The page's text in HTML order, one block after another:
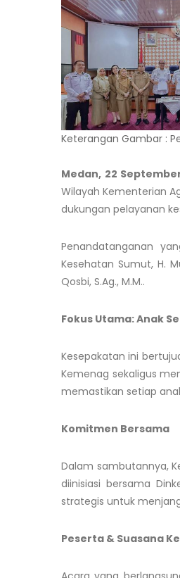
Keterangan Gambar :
Medan, 22
Wilayah Kementerian
dukungan pelayanan
Penandatanganan
Kesehatan Sumut, H.
Qosbi, S.Ag., M.M..
Fokus Utama: Anak
Kesepakatan ini
Kemenag sekaligus
memastikan setiap
Komitmen Bersama
Dalam sambutannya,
diinisiasi bersama
strategis untuk
Peserta & Suasana